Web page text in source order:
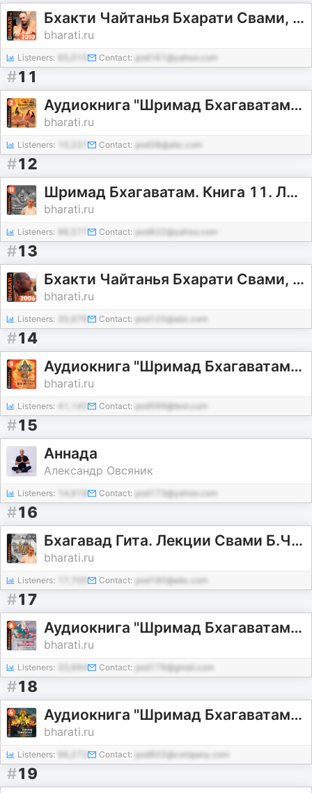
Бхакти Чайтанья Бхарати Свами, лекции за 2010 год
bharati.ru
Listeners: Contact: pod161@yahoo.com
#11
Аудиокнига "Шримад Бхагаватам". Книга 2: "Творение"
bharati.ru
Listeners: Contact: pod38@abc.com
#12
Шримад Бхагаватам. Книга 11. Лекции Свами Б.Ч. Бхарати.
bharati.ru
Listeners: Contact: pod832@yahoo.com
#13
Бхакти Чайтанья Бхарати Свами, лекции за 2006 год (июнь – декабрь)
bharati.ru
Listeners: Contact: pod125@abc.com
#14
Аудиокнига "Шримад Бхагаватам". Книга 5: "Числа"
bharati.ru
Listeners: 41,145 Contact: pod599@test.com
#15
Аннада
Александр Овсяник
Listeners: Contact: pod173@yahoo.com
#16
Бхагавад Гита. Лекции Свами Б.Ч. Бхарати.
bharati.ru
Listeners: Contact: pod190@abc.com
#17
Аудиокнига "Шримад Бхагаватам". Книга 6: "Первозаконие"
bharati.ru
Listeners: 33,694 Contact: pod176@gmail.com
#18
Аудиокнига "Шримад Бхагаватам". Книга 4: "Книга Царств"
bharati.ru
Listeners: Contact: pod602@company.com
#19